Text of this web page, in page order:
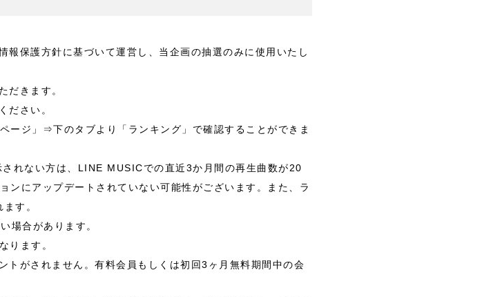
報保護方針に基づいて運営し、当企画の抽選のみに使用いたし
だきます。
ださい。
ージ」⇒下のタブより「ランキング」で確認することができま
れない方は、LINE MUSICでの直近3か月間の再生曲数が20
ンにアップデートされていない可能性がございます。また、ラ
す。
場合があります。
ります。
トがされません。有料会員もしくは初回3ヶ月無料期間中の会